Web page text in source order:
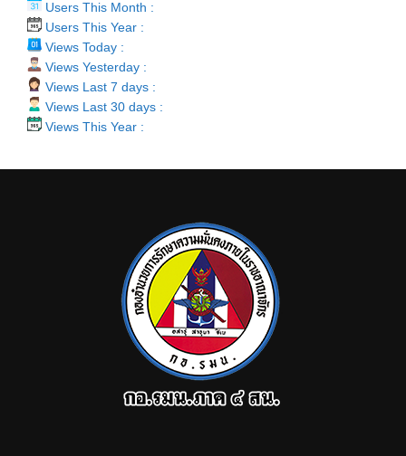
Users This Month :
Users This Year :
Views Today :
Views Yesterday :
Views Last 7 days :
Views Last 30 days :
Views This Year :